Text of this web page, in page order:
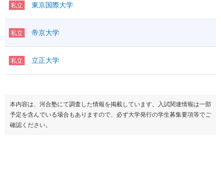
私立 東京国際大学
私立 帝京大学
私立 立正大学
本内容は、河合塾にて調査した情報を掲載しています。入試関連情報は一部
予定を含んでいる場合もありますので、必ず大学発行の学生募集要項等でご
確認ください。